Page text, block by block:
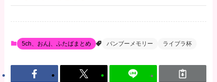
5ch、おんj、ふたばまとめ バンブーメモリー ライブラ杯